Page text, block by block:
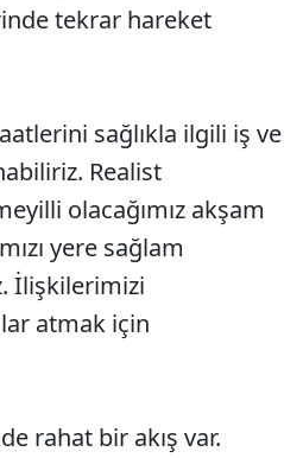
tekrar hareket
sağlıkla ilgili iş ve
Realist
olacağımız akşam
yere sağlam
İlişkilerimizi
atmak için
rahat bir akış var.